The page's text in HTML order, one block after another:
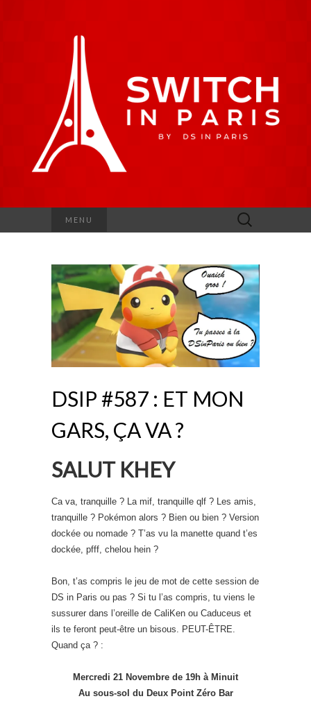
MENU Rechercher :
DSIP #587 : ET MON
GARS, ÇA VA ?
SALUT KHEY
Ca va, tranquille ? La mif, tranquille qlf ? Les amis,
tranquille ? Pokémon alors ? Bien ou bien ? Version
dockée ou nomade ? T’as vu la manette quand t’es
dockée, pfff, chelou hein ?
Bon, t’as compris le jeu de mot de cette session de
DS in Paris ou pas ? Si tu l’as compris, tu viens le
sussurer dans l’oreille de CaliKen ou Caduceus et
ils te feront peut-être un bisous. PEUT-ÊTRE.
Quand ça ? :
Mercredi 21 Novembre de 19h à Minuit
Au sous-sol du Deux Point Zéro Bar